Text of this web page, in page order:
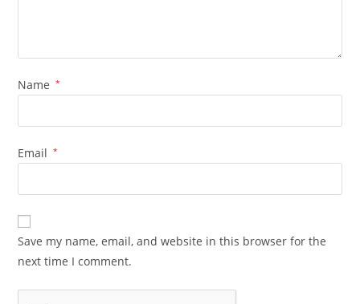
Name *
Email *
Save my name, email, and website in this browser for the
next time I comment.